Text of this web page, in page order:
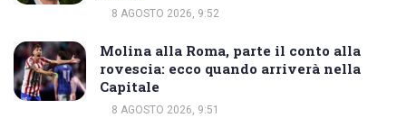
8 AGOSTO 2026, 9:52
Molina alla Roma, parte il conto alla
rovescia: ecco quando arriverà nella
Capitale
8 AGOSTO 2026, 9:51